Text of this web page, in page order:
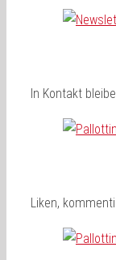
In Kontakt
Liken,